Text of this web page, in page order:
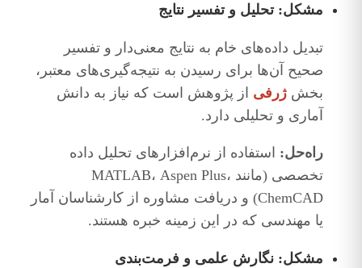
مشکل: تحلیل و تفسیر نتایج
تبدیل داده‌های خام به نتایج معنی‌دار و تفسیر
صحیح آن‌ها برای رسیدن به نتیجه‌گیری‌های معتبر،
بخش ژرفی از پژوهش است که نیاز به دانش
آماری و تحلیلی دارد.
راه‌حل: استفاده از نرم‌افزارهای تحلیل داده
تخصصی (مانند MATLAB، Aspen Plus،
ChemCAD) و دریافت مشاوره از کارشناسان آمار
یا مهندسی که در این زمینه خبره هستند.
مشکل: نگارش علمی و فرمت‌بندی